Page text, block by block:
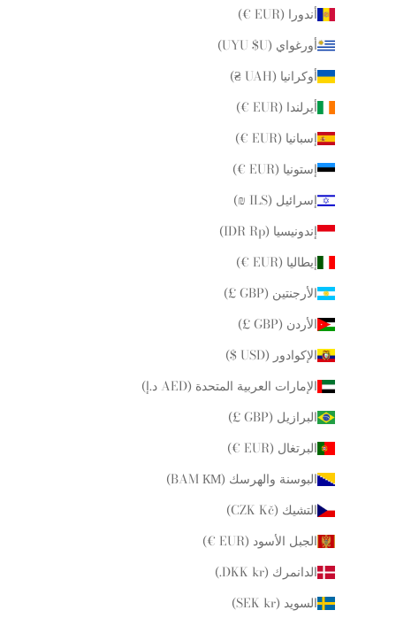
أندورا (EUR €)
أورغواي (UYU $U)
أوكرانيا (UAH ₴)
أيرلندا (EUR €)
إسبانيا (EUR €)
إستونيا (EUR €)
إسرائيل (ILS ₪)
إندونيسيا (IDR Rp)
إيطاليا (EUR €)
الأرجنتين (GBP £)
الأردن (GBP £)
الإكوادور (USD $)
الإمارات العربية المتحدة (AED د.إ)
البرازيل (GBP £)
البرتغال (EUR €)
البوسنة والهرسك (BAM КМ)
التشيك (CZK Kč)
الجبل الأسود (EUR €)
الدانمرك (DKK kr.)
السويد (SEK kr)